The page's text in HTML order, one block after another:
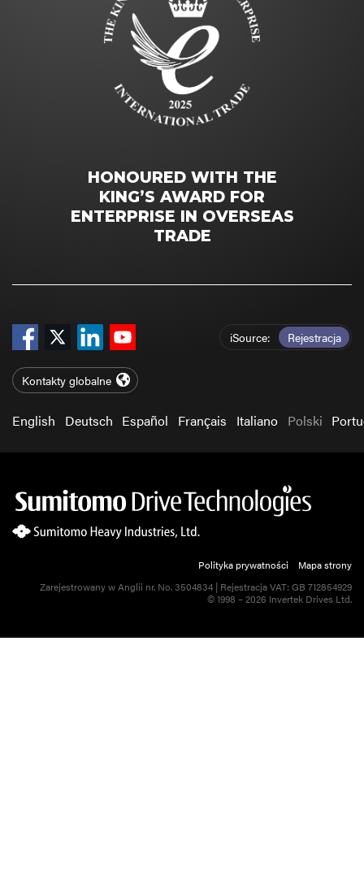
HONOURED WITH THE
KING’S AWARD FOR
ENTERPRISE IN OVERSEAS
TRADE
iSource Rejestracja
Kontakty globalne
English Deutsch Español Français Italiano Polski
Polityka prywatności
Mapa strony
Zarejestrowany w Anglii nr. No. 3504834 | Rejestracja VAT: GB 712854929
© 1998 – 2026 Invertek Drives Ltd.